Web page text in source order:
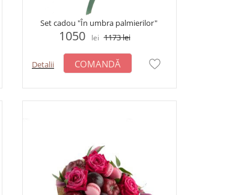
Set cadou "În umbra palmierilor"
1050 lei 1173lei
Detalii COMANDĂ